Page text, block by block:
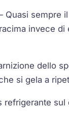
Quasi sempre
invece di
dello
si gela a
refrigerante sul